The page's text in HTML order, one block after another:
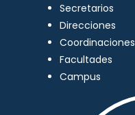
Secretarios
Direcciones
Coordinaciones
Facultades
Campus